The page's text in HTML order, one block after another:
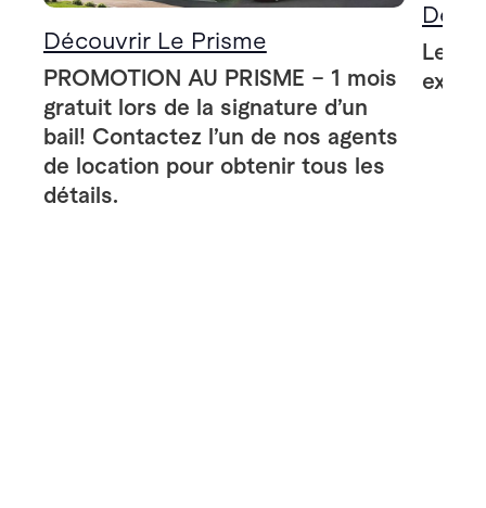
Découvrir Le Prisme
PROMOTION AU PRISME – 1 mois
gratuit lors de la signature d’un
bail! Contactez l’un de nos agents
de location pour obtenir tous les
détails.
Le